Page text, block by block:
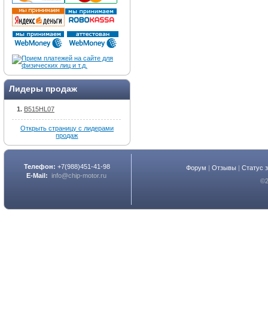
Лидеры продаж
B515HL07
Открыть страницу с лидерами
продаж
Телефон: +7(988)451-41-98
E-Mail: info@chip-motor.ru
Форум |Отзывы |Статус